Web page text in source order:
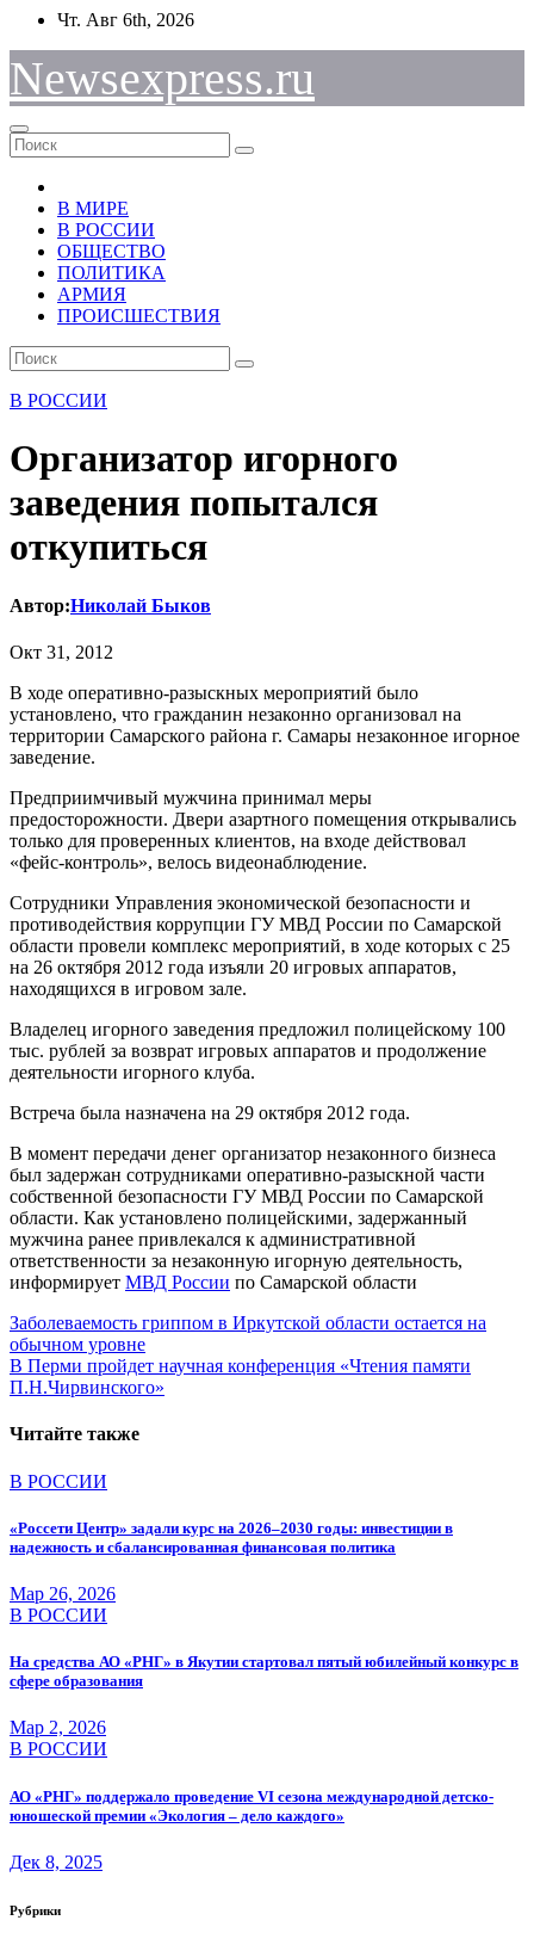
Перейти
содержимому
Чт. Авг 6th, 2026
Newsexpress.ru
В МИРЕ
В РОССИИ
ОБЩЕСТВО
ПОЛИТИКА
АРМИЯ
ПРОИСШЕСТВИЯ
В РОССИИ
Организатор игорного
заведения попытался
откупиться
Автор:Николай Быков
Окт 31, 2012
В ходе оперативно-разыскных мероприятий было
установлено, что гражданин незаконно организовал на
территории Самарского района г. Самары незаконное игорное
заведение.
Предприимчивый мужчина принимал меры
предосторожности. Двери азартного помещения открывались
только для проверенных клиентов, на входе действовал
«фейс-контроль», велось видеонаблюдение.
Сотрудники Управления экономической безопасности и
противодействия коррупции ГУ МВД России по Самарской
области провели комплекс мероприятий, в ходе которых с 25
на 26 октября 2012 года изъяли 20 игровых аппаратов,
находящихся в игровом зале.
Владелец игорного заведения предложил полицейскому 100
тыс. рублей за возврат игровых аппаратов и продолжение
деятельности игорного клуба.
Встреча была назначена на 29 октября 2012 года.
В момент передачи денег организатор незаконного бизнеса
был задержан сотрудниками оперативно-разыскной части
собственной безопасности ГУ МВД России по Самарской
области. Как установлено полицейскими, задержанный
мужчина ранее привлекался к административной
ответственности за незаконную игорную деятельность,
информирует МВД России по Самарской области
Навигация
по
записям
Заболеваемость гриппом в Иркутской области остается на
обычном уровне
В Перми пройдет научная конференция «Чтения памяти
П.Н.Чирвинского»
Читайте также
В РОССИИ
«Россети Центр» задали курс на 2026–2030 годы: инвестиции в
надежность и сбалансированная финансовая политика
Мар 26, 2026
В РОССИИ
На средства АО «РНГ» в Якутии стартовал пятый юбилейный конкурс в
сфере образования
Мар 2, 2026
В РОССИИ
АО «РНГ» поддержало проведение VI сезона международной детско-
юношеской премии «Экология – дело каждого»
Дек 8, 2025
Рубрики